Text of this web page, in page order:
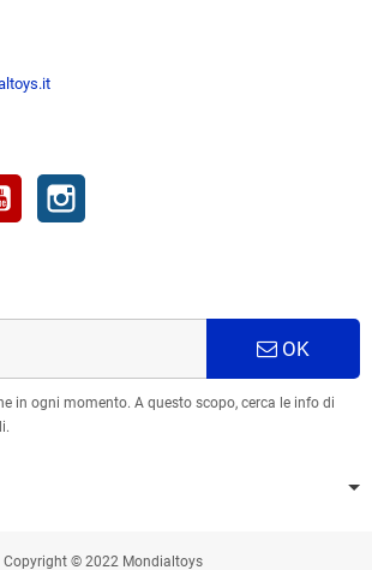
YouTube
OK
in ogni momento. A questo scopo, cerca le info di
Copyright © 2022 Mondialtoys